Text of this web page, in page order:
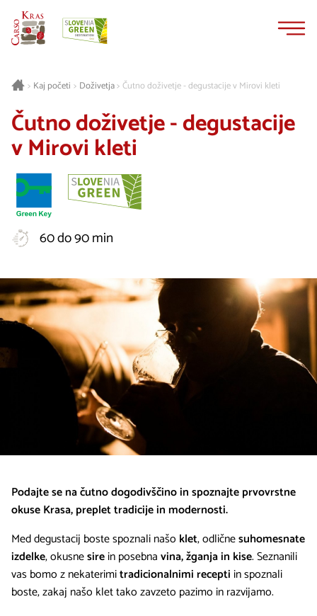
> Kaj početi > Doživetja>Čutno doživetje - degustacije v Mirovi kleti
Čutno doživetje - degustacije
v Mirovi kleti
60 do 90 min
Podajte se na čutno dogodivščino in spoznajte prvovrstne
okuse Krasa, preplet tradicije in modernosti.
Med degustacij boste spoznali našo klet, odličnesuhomesnate
izdelke, okusnesirein posebnavina, žganja in kise. Seznanili
vas bomo z nekaterimitradicionalnimi receptiin spoznali
boste, zakaj našo klet tako zavzeto pazimo in razvijamo.